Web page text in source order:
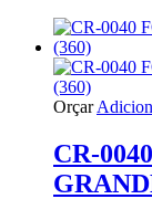
Orçar
CR-